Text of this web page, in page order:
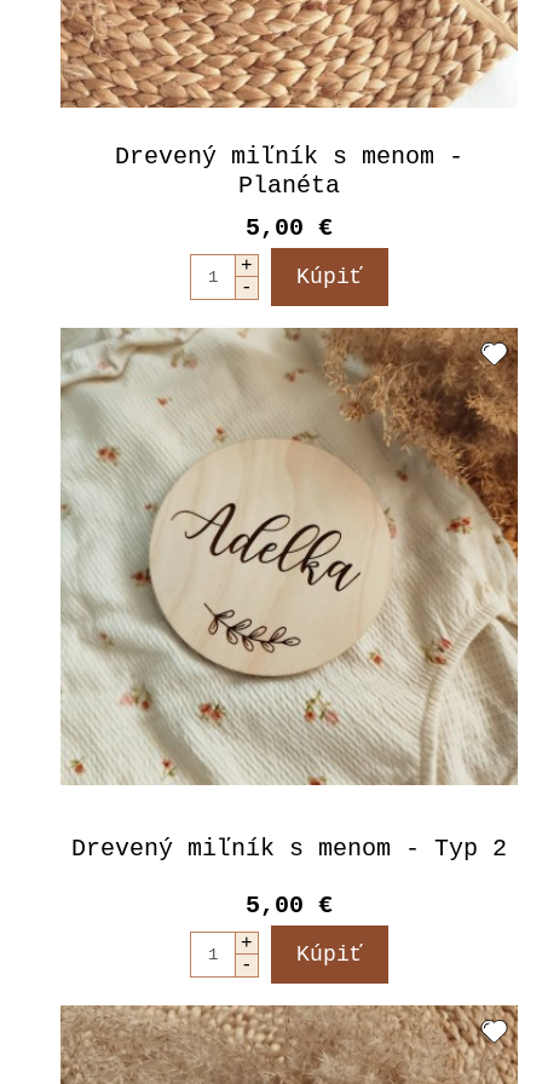
Drevený miľník s menom -
Planéta
5,00 €
Drevený miľník s menom - Typ 2
5,00 €